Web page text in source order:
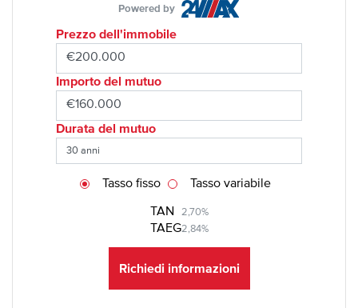
Powered by
Prezzo dell'immobile
Importo del mutuo
Durata del mutuo
TAN 2,70%
TAEG2,84%
Tasso fisso Tasso variabile
Richiedi informazioni